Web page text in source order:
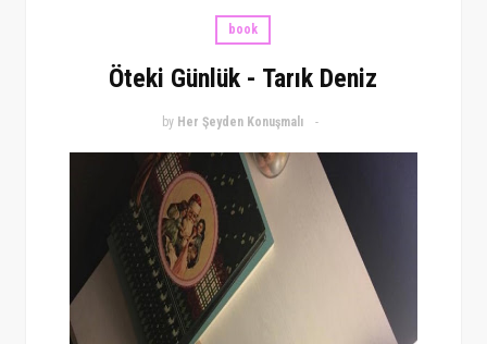
book
Öteki Günlük - Tarık Deniz
by Her Şeyden Konuşmalı